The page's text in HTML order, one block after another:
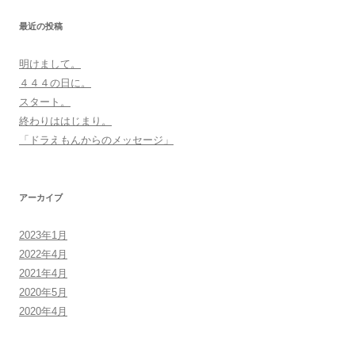
最近の投稿
明けまして。
４４４の日に。
スタート。
終わりははじまり。
「ドラえもんからのメッセージ」
アーカイブ
2023年1月
2022年4月
2021年4月
2020年5月
2020年4月